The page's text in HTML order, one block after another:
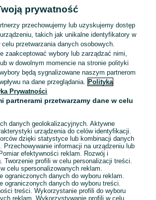
Domek 35m2 letniskowy
modułowy całoroczny mobilny
wyposażony pod klucz
99 900 zł
Łódź, Bałuty
Odświeżono dzisiaj o 06:26
Kontenery mieszkalne z
łóżkami 4os WYNAJEM
Skierniewice
Odświeżono dnia 07 sierpnia 2026
2 3 ... 6
prywatność
przechowujemy lub uzyskujemy dostęp
takich jak unikalne identyfikatory w
przetwarzania danych osobowych.
zaakceptować wybory lub zarządzać nimi,
w dowolnym momencie na stronie polityki
będą sygnalizowane naszym partnerom
na dane przeglądania. Polityka
Prywatności
partnerami przetwarzamy dane w celu
danych geolokalizacyjnych. Aktywne
urządzenia do celów identyfikacji.
dzięki statystyce lub kombinacji danych
Przechowywanie informacji na urządzeniu lub
efektywności reklam. Rozwój i
Tworzenie profili w celu personalizacji treści.
celu spersonalizowanych reklam.
ograniczonych danych do wyboru reklam.
ograniczonych danych do wyboru treści.
treści. Wykorzystanie profili do wyboru
reklam. Wykorzystywanie profili w celu